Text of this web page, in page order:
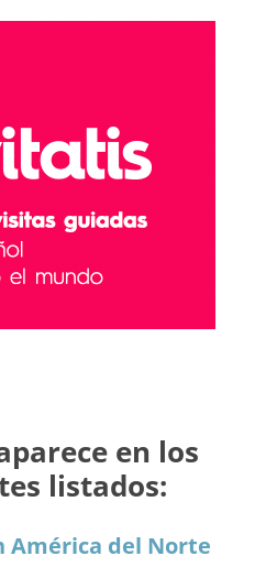
en los
listados:
América del Norte